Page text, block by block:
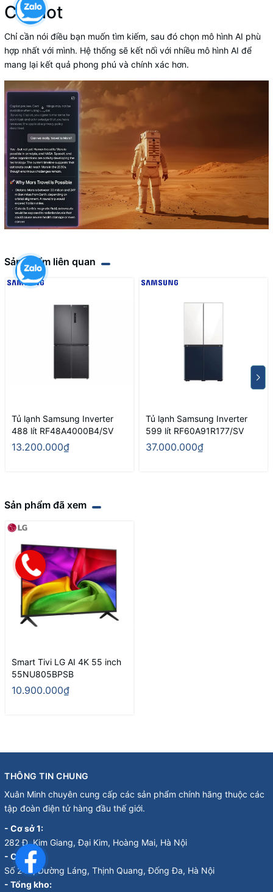
Copilot
Chỉ cần nói điều bạn muốn tìm kiếm, sau đó chọn mô hình AI phù
hợp nhất với mình. Hệ thống sẽ kết nối với nhiều mô hình AI để
mang lại kết quả phong phú và chính xác hơn.
Sản phẩm liên quan
Tủ lạnh Samsung Inverter
488 lít RF48A4000B4/SV
13.200.000₫
Tủ lạnh Samsung Inverter
599 lít RF60A91R177/SV
37.000.000₫
Sản phẩm đã xem
Smart Tivi LG AI 4K 55 inch
55NU805BPSB
10.900.000₫
THÔNG TIN CHUNG
Xuân Minh chuyên cung cấp các sản phẩm chính hãng thuộc các
tập đoàn điện tử hàng đầu thế giới.
- Cơ sở 1:
282 Đ. Kim Giang, Đại Kim, Hoàng Mai, Hà Nội
- Cơ sở 2:
Số 246, Đường Láng, Thịnh Quang, Đống Đa, Hà Nội
- Tổng kho: